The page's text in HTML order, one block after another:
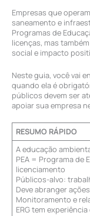
Empresas que
saneamento e
Programas de
licenças, mas
social e impacto
Neste guia, você vai
quando ela é
públicos devem ser
apoiar sua empresa
RESUMO RÁPIDO
A educação
PEA = Programa de
licenciamento
Públicos-alvo:
Deve abranger
Monitoramento e
ERG tem